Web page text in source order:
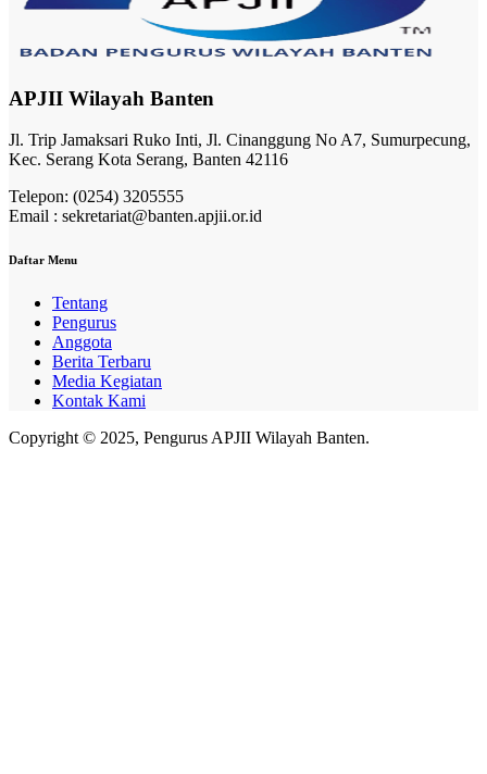
APJII Wilayah Banten
Jl. Trip Jamaksari Ruko Inti, Jl. Cinanggung No A7, Sumurpecung,
Kec. Serang Kota Serang, Banten 42116
Telepon: (0254) 3205555
Email : sekretariat@banten.apjii.or.id
Daftar Menu
Tentang
Pengurus
Anggota
Berita Terbaru
Media Kegiatan
Kontak Kami
Copyright © 2025, Pengurus APJII Wilayah Banten.